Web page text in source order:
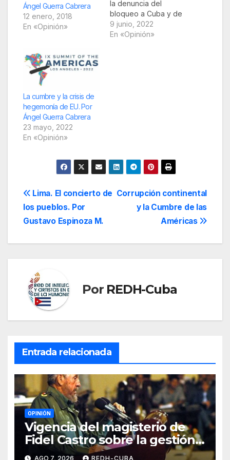
Ángel Guerra Cabrera
12 enero, 2018
En «Opinión»
la denuncia del
bloqueo a Cuba y de
la lucha por su
levantamiento una de
9 junio, 2022
En «Opinión»
La cumbre y la crisis de
hegemonía de EU. Por
Ángel Guerra Cabrera
23 mayo, 2022
En «Opinión»
Navegación
de
entradas
Corrupción continental
y la Cumbre de las
Américas
Lima. El concierto de
los pueblos. Por
Gustavo Espinoza M.
Por REDH-Cuba
Entrada relacionada
OPINIÓN
Vigencia del magisterio de
Fidel Castro sobre la gestión
del liderazgo revolucionario.
AGO 7, 2026 REDH-CUBA